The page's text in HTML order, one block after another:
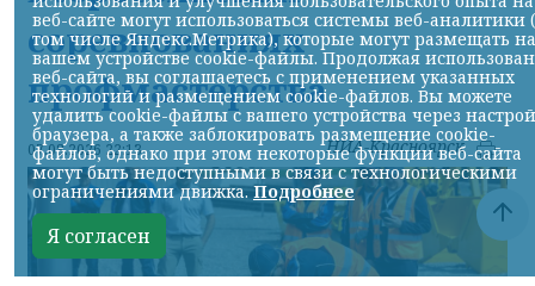
соревнованиях
профмастерства
07.08.2026 22:13 НИА-Красноярск
веб-сайте могут использоваться системы веб-аналитики
том числе Яндекс.Метрика), которые могут размещать на
вашем устройстве cookie-файлы. Продолжая
веб-сайта, вы соглашаетесь с применением указанных
технологий и размещением cookie-файлов. Вы можете
удалить cookie-файлы с вашего устройства через
браузера, а также заблокировать размещение cookie-
файлов, однако при этом некоторые функции веб-сайта
могут быть недоступными в связи с технологическими
ограничениями движка.Подробнее
Я согласен